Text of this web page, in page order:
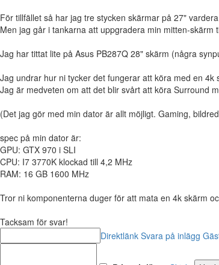
För tillfället så har jag tre stycken skärmar på 27"
Men jag går i tankarna att uppgradera min mitten-skärm
Jag har tittat lite på Asus PB287Q 28" skärm (några
Jag undrar hur ni tycker det fungerar att köra med en
Jag är medveten om att det blir svårt att köra Surround
(Det jag gör med min dator är allt möjligt. Gaming,
spec på min dator är:
GPU: GTX 970 i SLI
CPU: I7 3770K klockad till 4,2 MHz
RAM: 16 GB 1600 MHz
Tror ni komponenterna duger för att mata en 4k skärm
Tacksam för svar!
Direktlänk Svara på inlägg